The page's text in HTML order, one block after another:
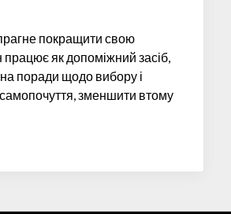
покращити свою
як допоміжний засіб,
поради щодо вибору і
зменшити втому